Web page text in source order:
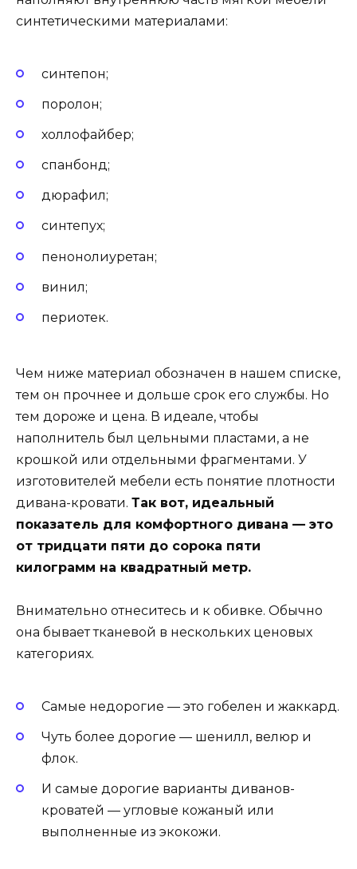
синтетическими материалами:
синтепон;
поролон;
холлофайбер;
спанбонд;
дюрафил;
синтепух;
пенонолиуретан;
винил;
периотек.
Чем ниже материал обозначен в нашем списке,
тем он прочнее и дольше срок его службы. Но
тем дороже и цена. В идеале, чтобы
наполнитель был цельными пластами, а не
крошкой или отдельными фрагментами. У
изготовителей мебели есть понятие плотности
дивана-кровати. Так вот, идеальный
показатель для комфортного дивана — это
от тридцати пяти до сорока пяти
килограмм на квадратный метр.
Внимательно отнеситесь и к обивке. Обычно
она бывает тканевой в нескольких ценовых
категориях.
Самые недорогие — это гобелен и жаккард.
Чуть более дорогие — шенилл, велюр и
флок.
И самые дорогие варианты диванов-
кроватей — угловые кожаный или
выполненные из экокожи.